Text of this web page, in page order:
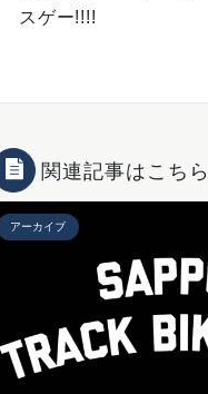
スゲー!!!!
関連記事はこちら
アーカイブ